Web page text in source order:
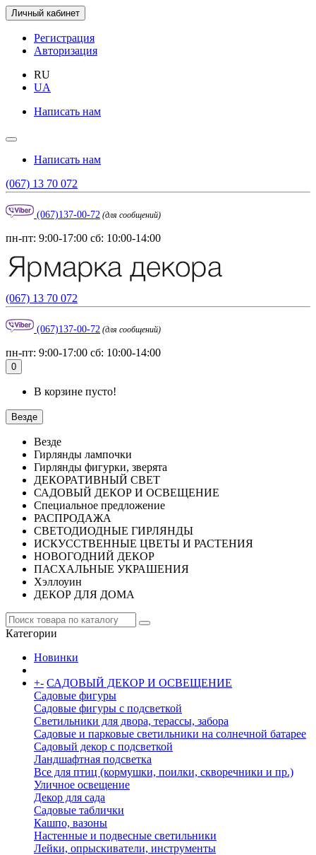
Личный кабинет
Регистрация
Авторизация
RU
UA
Написать нам
Написать нам
(067) 13 70 072
(067)137-00-72 (для сообщений)
пн-пт: 9:00-17:00 сб: 10:00-14:00
(067) 13 70 072
(067)137-00-72 (для сообщений)
пн-пт: 9:00-17:00 сб: 10:00-14:00
0
В корзине пусто!
Везде
Везде
Гирлянды лампочки
Гирлянды фигурки, зверята
ДЕКОРАТИВНЫЙ СВЕТ
САДОВЫЙ ДЕКОР И ОСВЕЩЕНИЕ
Специальное предложение
РАСПРОДАЖА
СВЕТОДИОДНЫЕ ГИРЛЯНДЫ
ИСКУССТВЕННЫЕ ЦВЕТЫ И РАСТЕНИЯ
НОВОГОДНИЙ ДЕКОР
ПАСХАЛЬНЫЕ УКРАШЕНИЯ
Хэллоуин
ДЕКОР ДЛЯ ДОМА
Категории
Новинки
+- САДОВЫЙ ДЕКОР И ОСВЕЩЕНИЕ
Садовые фигуры
Садовые фигуры с подсветкой
Светильники для двора, терассы, забора
Садовые и парковые светильники на солнечной батарее
Садовый декор с подсветкой
Ландшафтная подсветка
Все для птиц (кормушки, поилки, скворечники и пр.)
Уличное освещение
Декор для сада
Садовые таблички
Кашпо, вазоны
Настенные и подвесные светильники
Лейки, опрыскиватели, инструменты